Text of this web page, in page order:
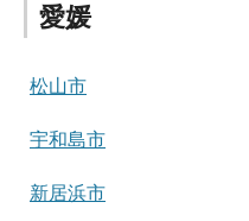
愛媛
松山市
宇和島市
新居浜市